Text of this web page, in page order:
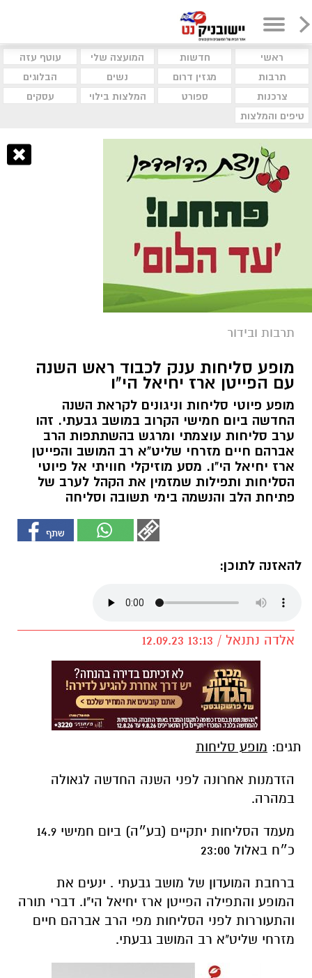
ראשי חדשות המועצה שלי
עוטף עזה
תרבות
מגזין דרום נשים
הבלוגים
צרכנות
ספורט המלצות בילוי
עסקים
טיפים והמלצות
תרבות ובידור
מופע סליחות ענק לכבוד ראש השנה
עם הפייטן ארז יחיאל הי"ו
מופע פיוטי סליחות וניגונים לקראת השנה
החדשה ביום חמישי הקרוב במושב גבעתי. זהו
ערב סליחות עוצמתי ומרגש בהשתתפות הרב
אברהם חיים מזרחי שליט"א רב המושב והפייטן
ארז יחיאל הי"ו. מסע מוזיקלי חוויתי אל פיוטי
הסליחות ותפילות שמזמין את הקהל לערב של
פתיחת הלב והנשמה בימי תשובה וסליחה
להאזנה לתוכן:
אלדה נתנאל / 13:13 12.09.23
תגים: מופע סליחות
הזדמנות אחרונה לפני השנה החדשה לגאולה
במהרה.
מעמד הסליחות יתקיים (בע״ה) ביום חמישי 14.9
כ״ח באלול 23:00
ברחבת המועדון של מושב גבעתי . ינעים את
המופע והתפילה הפייטן ארז יחיאל הי"ו. דברי תורה
והתעוררות לפני הסליחות מפי הרב אברהם חיים
מזרחי שליט"א רב המושב גבעתי.